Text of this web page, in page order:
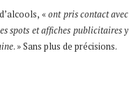
«ont pris contact avec
spots et affiches publicitaires y
. » Sans plus de précisions.